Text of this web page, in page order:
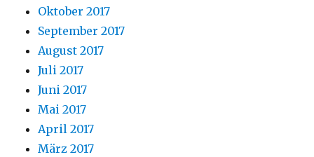
Oktober 2017
September 2017
August 2017
Juli 2017
Juni 2017
Mai 2017
April 2017
März 2017